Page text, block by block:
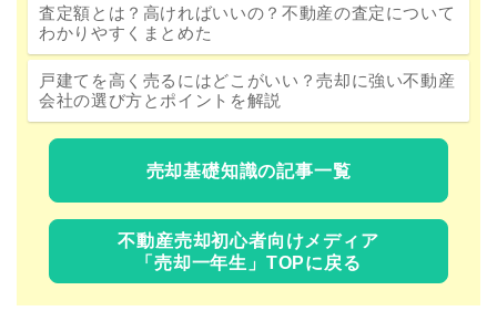
査定額とは？高ければいいの？不動産の査定について
わかりやすくまとめた
戸建てを高く売るにはどこがいい？売却に強い不動産
会社の選び方とポイントを解説
売却基礎知識の記事一覧
不動産売却初心者向けメディア
「売却一年生」TOPに戻る